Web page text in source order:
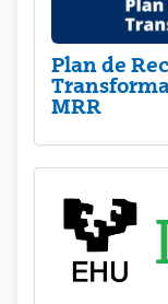
Plan de
MRR